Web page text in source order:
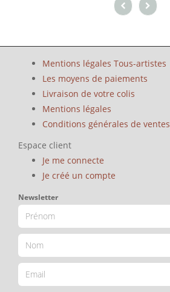
Mentions légales Tous-artistes
Les moyens de paiements
Livraison de votre colis
Mentions légales
Conditions générales de ventes
Espace client
Je me connecte
Je créé un compte
Newsletter